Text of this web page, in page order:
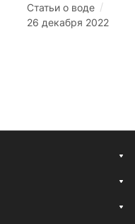
Статьи о воде /
26 декабря 2022